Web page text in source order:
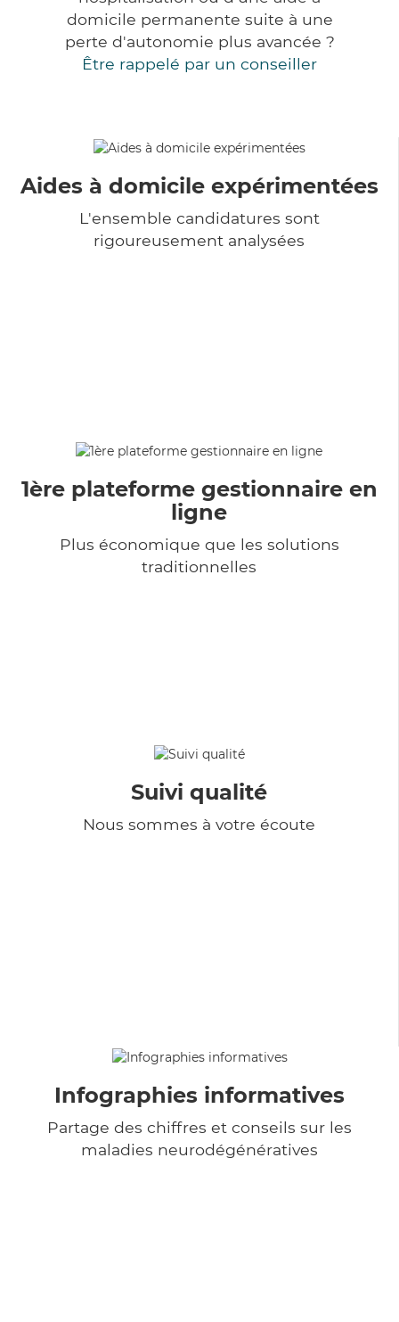
domicile permanente suite à une
perte d'autonomie plus avancée ?
Être rappelé par un conseiller
Aides à domicile expérimentées
L'ensemble candidatures sont
rigoureusement analysées
1ère plateforme gestionnaire en
ligne
Plus économique que les solutions
traditionnelles
Suivi qualité
Nous sommes à votre écoute
Infographies informatives
Partage des chiffres et conseils sur les
maladies neurodégénératives